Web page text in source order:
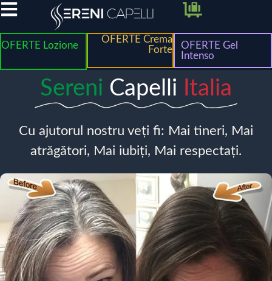
OFERTE Lozione
OFERTE Crema
Forte
OFERTE Gel
Intenso
Sereni Capelli Italia
Cu ajutorul nostru veți fi: Mai tineri, Mai
atrăgători, Mai iubiți, Mai respectați.